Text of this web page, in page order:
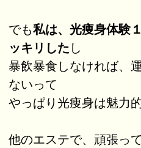
でも私は、光痩身体験
ッキリした し
暴飲暴食しなければ、
ないって
やっぱり光痩身は魅力
他のエステで、頑張っ